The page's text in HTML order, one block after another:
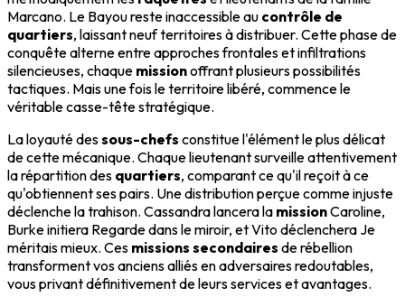
Marcano. Le Bayou reste inaccessible au contrôle de
quartiers, laissant neuf territoires à distribuer. Cette phase de
conquête alterne entre approches frontales et infiltrations
silencieuses, chaque missionoffrant plusieurs possibilités
tactiques. Mais une fois le territoire libéré, commence le
véritable casse-tête stratégique.
La loyauté dessous-chefs constitue l'élément le plus délicat
de cette mécanique. Chaque lieutenant surveille attentivement
la répartition des quartiers, comparant ce qu'il reçoit à ce
qu'obtiennent ses pairs. Une distribution perçue comme injuste
déclenche la trahison. Cassandra lancera la missionCaroline,
Burke initiera Regarde dans le miroir, et Vito déclenchera Je
méritais mieux. Ces missions secondaires de rébellion
transforment vos anciens alliés en adversaires redoutables,
vous privant définitivement de leurs services et avantages.